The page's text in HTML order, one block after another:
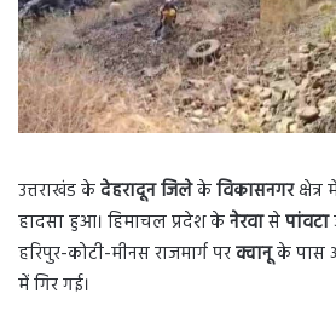
उत्तराखंड केदेहरादून जिलेकेविकासनगर
हादसा हुआ। हिमाचल प्रदेश केनेरवासेपांवटा
हरिपुर-कोटी-मीनस राजमार्ग परक्वानूके पास
में गिर गई।